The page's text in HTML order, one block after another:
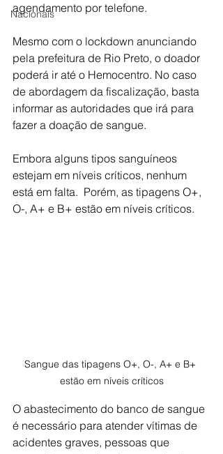
Nacionais
agendamento por telefone.
Mesmo com o lockdown anunciando
pela prefeitura de Rio Preto, o doador
poderá ir até o Hemocentro. No caso
de abordagem da fiscalização, basta
informar as autoridades que irá para
fazer a doação de sangue.
Embora alguns tipos sanguíneos
estejam em níveis críticos, nenhum
está em falta.  Porém, as tipagens O+,
O-, A+ e B+ estão em níveis críticos.
Sangue das tipagens O+, O-, A+ e B+
estão em níveis críticos
O abastecimento do banco de sangue
é necessário para atender vítimas de
acidentes graves, pessoas que